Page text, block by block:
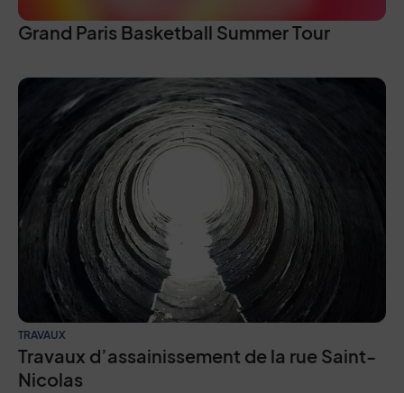
Grand Paris Basketball Summer Tour
TRAVAUX
Travaux d’assainissement de la rue Saint-
Nicolas